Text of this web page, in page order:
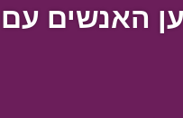
האנשים